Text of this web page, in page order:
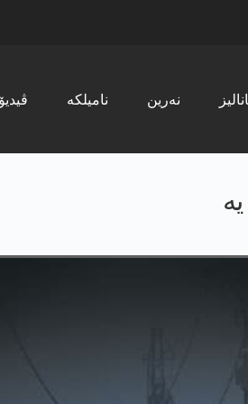
ڤیدیۆ نامیلکە نەرین